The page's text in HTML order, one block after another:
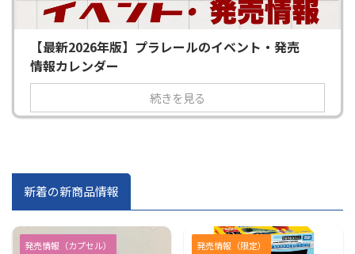
【最新2026年版】プラレールのイベント・発売
情報カレンダー
続きを見る
新着の新商品情報
発売情報（カプセル） 発売情報（限定）